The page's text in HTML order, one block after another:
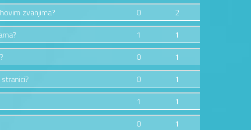
zvanjima? 0
2
1
1
0
1
0
1
1
1
0
1